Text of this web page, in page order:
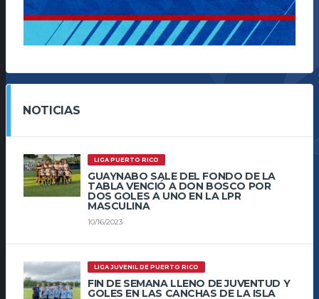
NOTICIAS
LIGA PUERTO RICO
GUAYNABO SALE DEL FONDO DE LA
TABLA VENCIÓ A DON BOSCO POR
DOS GOLES A UNO EN LA LPR
MASCULINA
10/16/2023
LIGA JUVENIL DE PUERTO RICO
FIN DE SEMANA LLENO DE JUVENTUD Y
GOLES EN LAS CANCHAS DE LA ISLA